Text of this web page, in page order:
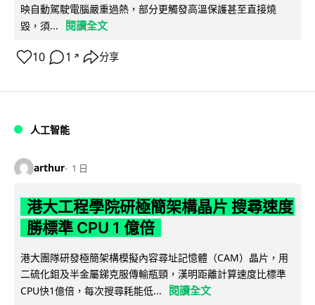
映自動駕駛電腦嚴重過熱，部分更觸發高溫保護甚至直接燒
毀，須...
閱讀全文
10 1 ↗ 分享
人工智能
arthur 1 日
港大工程學院研極簡架構晶片 搜尋速度
勝標準 CPU 1 億倍
港大團隊研發極簡架構模擬內容尋址記憶體（CAM）晶片，用
二硫化鉬及半金屬銻克服傳輸瓶頸，漢明距離計算速度比標準
CPU快1億倍，每次搜尋耗能低...
閱讀全文